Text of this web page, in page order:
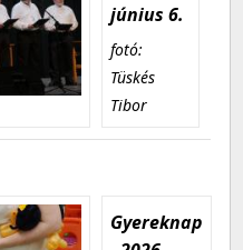
június 6.
fotó:
Tüskés
Tibor
Gyereknap